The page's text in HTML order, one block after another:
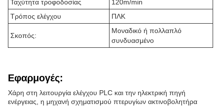
Ταχύτητα τροφοδοσίας
120m/min
Τρόπος ελέγχου
ΠΛΚ
Σκοπός:
Μοναδικό ή πολλαπλό
συνδυασμένο
Εφαρμογές:
Χάρη στη λειτουργία ελέγχου PLC και την ηλεκτρική πηγή
ενέργειας, η μηχανή σχηματισμού πτερυγίων ακτινοβολητήρα